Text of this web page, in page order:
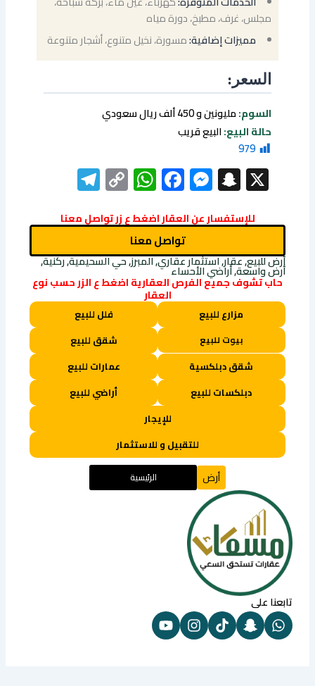
مجلس، غرف، مطبخ، دورة مياه
مميزات إضافية:مسورة، نخيل متنوع، أشجار متنوعة
السعر:
السوم:مليونين و 450 ألف ريال سعودي
حالة البيع:البيع قريب
979
X
Snapchat
Messenger
Facebook
WhatsApp
Copy
Link
للإستفسار عن العقار اضغط ع زر تواصل معنا
تواصل معنا
أرض للبيع, عقار, استثمار عقاري, المبرز, حي السحيمية, ركنية,
أرض واسعة, أراضي الأحساء
حاب تشوف جميع الفرص العقارية اضغط ع الزر حسب نوع
العقار
مزارع للبيع فلل للبيع
بيوت للبيع
شقق للبيع
شقق دبلكسية
عمارات للبيع
دبلكسات للبيع
أراضي للبيع
للإيجار
للتقبيل و للاستثمار
أرض الرئيسية
تابعنا على